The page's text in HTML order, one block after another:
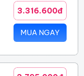
3.316.600đ
MUA NGAY